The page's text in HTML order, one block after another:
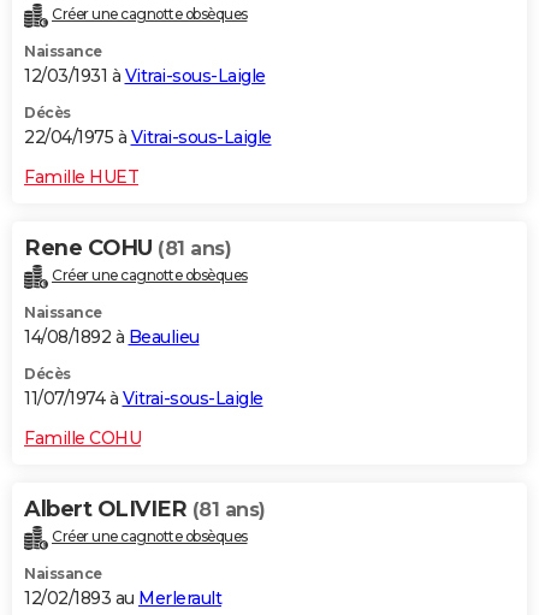
Créer une cagnotte obsèques
Naissance
12/03/1931 à Vitrai-sous-Laigle
Décès
22/04/1975 à Vitrai-sous-Laigle
Famille HUET
Rene COHU (81 ans)
Créer une cagnotte obsèques
Naissance
14/08/1892 à Beaulieu
Décès
11/07/1974 à Vitrai-sous-Laigle
Famille COHU
Albert OLIVIER (81 ans)
Créer une cagnotte obsèques
Naissance
12/02/1893 au Merlerault